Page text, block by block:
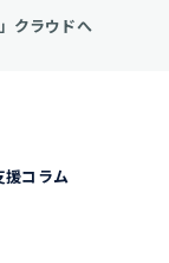
クラウドへ
援コラム